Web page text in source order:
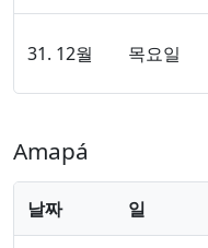
31. 12월 목요일
Amapá
날짜 일